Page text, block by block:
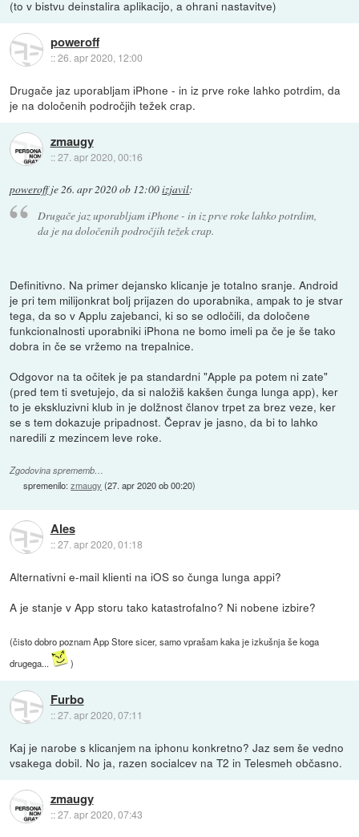
(to v bistvu deinstalira aplikacijo, a ohrani nastavitve)
poweroff
::26. apr 2020, 12:00
Drugače jaz uporabljam iPhone - in iz prve roke lahko potrdim, da
je na določenih področjih težek crap.
zmaugy
::27. apr 2020, 00:16
poweroffje 26. apr 2020 ob 12:00izjavil:
Drugače jaz uporabljam iPhone - in iz prve roke lahko potrdim,
da je na določenih področjih težek crap.
Definitivno. Na primer dejansko klicanje je totalno sranje. Android
je pri tem milijonkrat bolj prijazen do uporabnika, ampak to je stvar
tega, da so v Applu zajebanci, ki so se odločili, da določene
funkcionalnosti uporabniki iPhona ne bomo imeli pa če je še tako
dobra in če se vržemo na trepalnice.
Odgovor na ta očitek je pa standardni "Apple pa potem ni zate"
(pred tem ti svetujejo, da si naložiš kakšen čunga lunga app), ker
to je ekskluzivni klub in je dolžnost članov trpet za brez veze, ker
se s tem dokazuje pripadnost. Čeprav je jasno, da bi to lahko
naredili z mezincem leve roke.
Zgodovina sprememb…
spremenilo:zmaugy (27. apr 2020 ob 00:20)
Ales
::27. apr 2020, 01:18
Alternativni e-mail klienti na iOS so čunga lunga appi?
A je stanje v App storu tako katastrofalno? Ni nobene izbire?
(čisto dobro poznam App Store sicer, samo vprašam kaka je izkušnja še koga
drugega...
)
Furbo
::27. apr 2020, 07:11
Kaj je narobe s klicanjem na iphonu konkretno? Jaz sem še vedno
vsakega dobil. No ja, razen socialcev na T2 in Telesmeh občasno.
zmaugy
::27. apr 2020, 07:43